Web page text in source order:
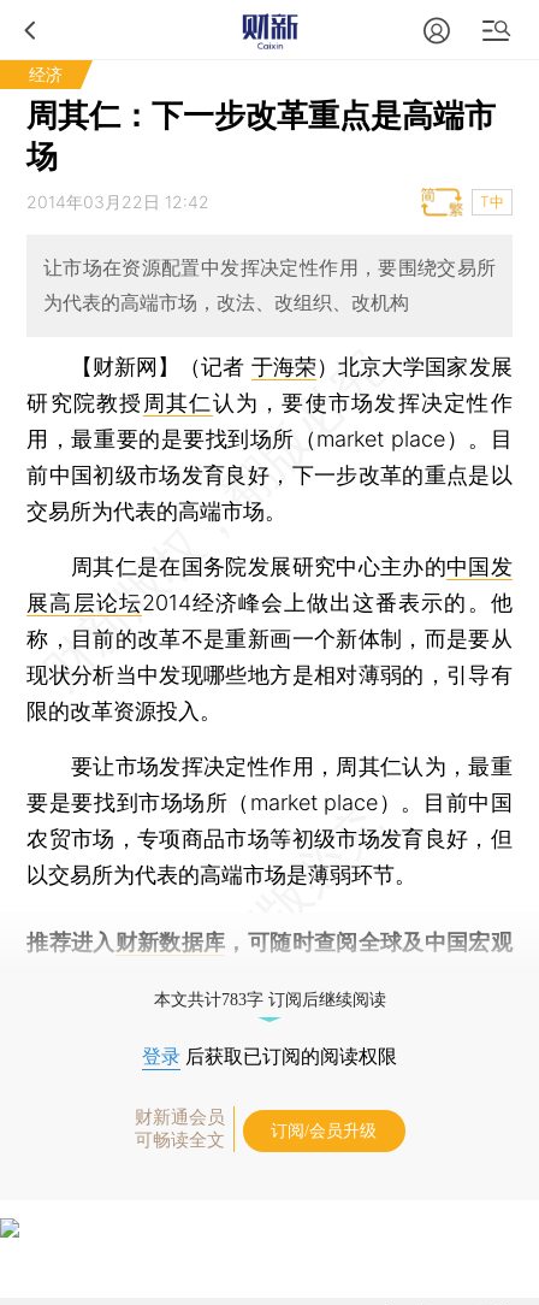
经济
周其仁：下一步改革重点是高端市
场
2014年03月22日 12:42 T中
让市场在资源配置中发挥决定性作用，要围绕交易所
为代表的高端市场，改法、改组织、改机构
【财新网】（记者 于海荣） 北京大学国家发展
研究院教授 周其仁认为，要使市场发挥决定性作
用，最重要的是要找到场所（market place）。目
前中国初级市场发育良好，下一步改革的重点是以
交易所为代表的高端市场。
周其仁是在国务院发展研究中心主办的中国发
展高层论坛2014经济峰会上做出这番表示的。他
称，目前的改革不是重新画一个新体制，而是要从
现状分析当中发现哪些地方是相对薄弱的，引导有
限的改革资源投入。
要让市场发挥决定性作用，周其仁认为，最重
要是要找到市场场所（market place）。目前中国
农贸市场，专项商品市场等初级市场发育良好，但
以交易所为代表的高端市场是薄弱环节。
推荐进入 财新数据库 ，可随时查阅全球及中国宏观
本文共计783字 订阅后继续阅读
登录 后获取已订阅的阅读权限
财新通会员
可畅读全文
订阅/会员升级